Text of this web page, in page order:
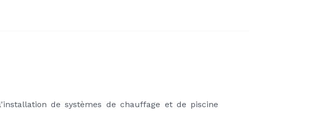
de systèmes de chauffage et de piscine